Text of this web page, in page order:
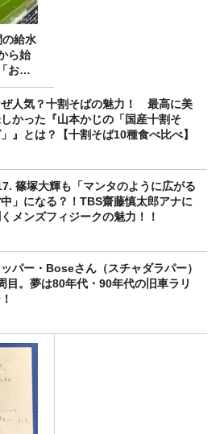
給水
ら始
お
人気？十割そばの魅力！ 最高に美
かった『山本かじの「国産十割そ
』とは？【十割そば10種食べ比べ】
篠塚大輝も「マンタのように広がる
」になる？！TBS齋藤慎太郎アナに
メンズフィジークの魅力！！
パー・Boseさん（スチャダラパー）
目。夢は80年代・90年代の旧車ラリ